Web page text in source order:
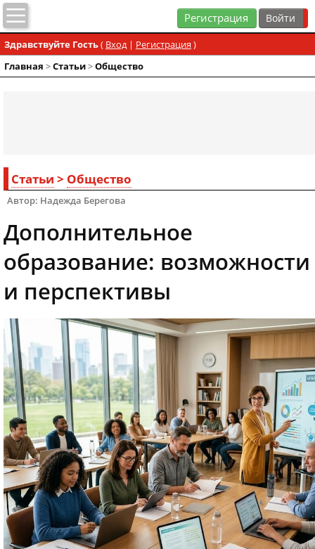
Регистрация
Здравствуйте Гость( Вход| Регистрация )
Главная >Статьи>Общество
Статьи > Общество
Автор: Надежда Берегова
Дополнительное
образование: возможности
и перспективы